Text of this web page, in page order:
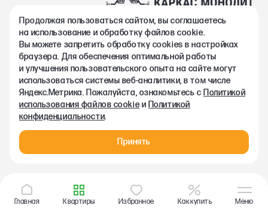
2002-2026. Группа компаний Каркас Монолит
Политика конфиденциальности
Правовая информация
Согласие на обработку персональных данных
Согласие на получение рекламно-информационных материалов
Любая информация, представленная на данном сайте, носит
исключительно информационный характер и ни при каких
условиях не является публичной офертой, определяемой
Главная Квартиры Избранное Как купить Меню
Продолжая пользоваться сайтом, вы соглашаетесь
на использование и обработку файлов cookie.
Вы можете запретить обработку сookies в настройках
браузера. Для обеспечения оптимальной работы
и улучшения пользовательского опыта на сайте могут
использоваться системы веб-аналитики, в том числе
Яндекс.Метрика. Пожалуйста, ознакомьтесь с Политикой
использования файлов cookieи Политикой
конфиденциальности.
Принять